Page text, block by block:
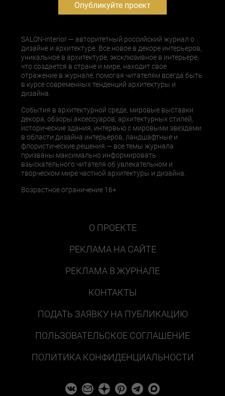
Опубликуйте проект
SALON-interior — авторитетный российский журнал о
дизайне и архитектуре. Все новое в декоре интерьеров,
уникальное в архитектуре, эксклюзивное в интерьере,
что создается в стране и мире, находит свое
отражение в журнале, помогая читателям всегда быть
в курсе современных тенденций архитектуры и
дизайна.
События в архитектурной среде, мировые выставки
декора, обзоры аксессуаров, архитектурных стилей,
исторические здания, интервью с мировыми звездами
в области дизайна интерьеров, ландшафтные и
флористические решения — все темы журнала
призваны максимально информировать
взыскательного читателя об увлекательном и
творческом мире частной архитектуры и дизайна.
Возрастное ограничение 16+
О ПРОЕКТЕ
РЕКЛАМА НА САЙТЕ
РЕКЛАМА В ЖУРНАЛЕ
КОНТАКТЫ
ПОДАТЬ ЗАЯВКУ НА ПУБЛИКАЦИЮ
ПОЛЬЗОВАТЕЛЬСКОЕ СОГЛАШЕНИЕ
ПОЛИТИКА КОНФИДЕНЦИАЛЬНОСТИ